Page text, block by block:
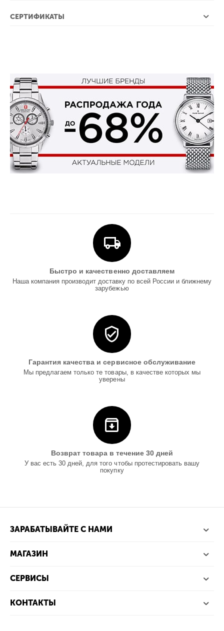
СЕРТИФИКАТЫ
Быстро и качественно доставляем
Наша компания производит доставку по всей России и ближнему
зарубежью
Гарантия качества и сервисное обслуживание
Мы предлагаем только те товары, в качестве которых мы
уверены
Возврат товара в течение 30 дней
У вас есть 30 дней, для того чтобы протестировать вашу
покупку
ЗАРАБАТЫВАЙТЕ С НАМИ
МАГАЗИН
СЕРВИСЫ
КОНТАКТЫ